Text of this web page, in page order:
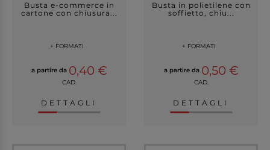
Busta e-commerce in
cartone con chiusura...
+ FORMATI
a partire da 0,40 €
CAD.
DETTAGLI
Busta in polietilene con
soffietto, chiu...
+ FORMATI
a partire da 0,50 €
CAD.
DETTAGLI